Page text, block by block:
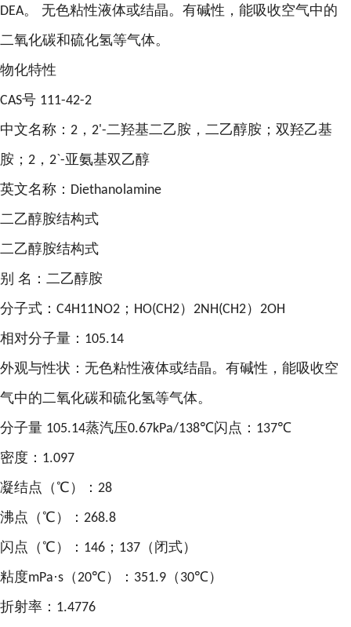
DEA。 无色粘性液体或结晶。有碱性，能吸收空气中的
二氧化碳和硫化氢等气体。
物化特性
CAS号 111-42-2
中文名称： 2 ， 2'-二羟基二乙胺，二乙醇胺；双羟乙基
胺； 2 ， 2`-亚氨基双乙醇
英文名称： Diethanolamine
二乙醇胺结构式
二乙醇胺结构式
别 名：二乙醇胺
分子式： C4H11NO2 ； HO(CH2） 2NH(CH2） 2OH
相对分子量： 105.14
外观与性状：无色粘性液体或结晶。有碱性，能吸收空
气中的二氧化碳和硫化氢等气体。
分子量 105.14蒸汽压0.67kPa/138℃闪点： 137℃
密度： 1.097
凝结点（ ℃）： 28
沸点（ ℃）： 268.8
闪点（ ℃）： 146 ； 137 （闭式）
粘度mPa·s （20℃）： 351.9 （ 30℃）
折射率： 1.4776